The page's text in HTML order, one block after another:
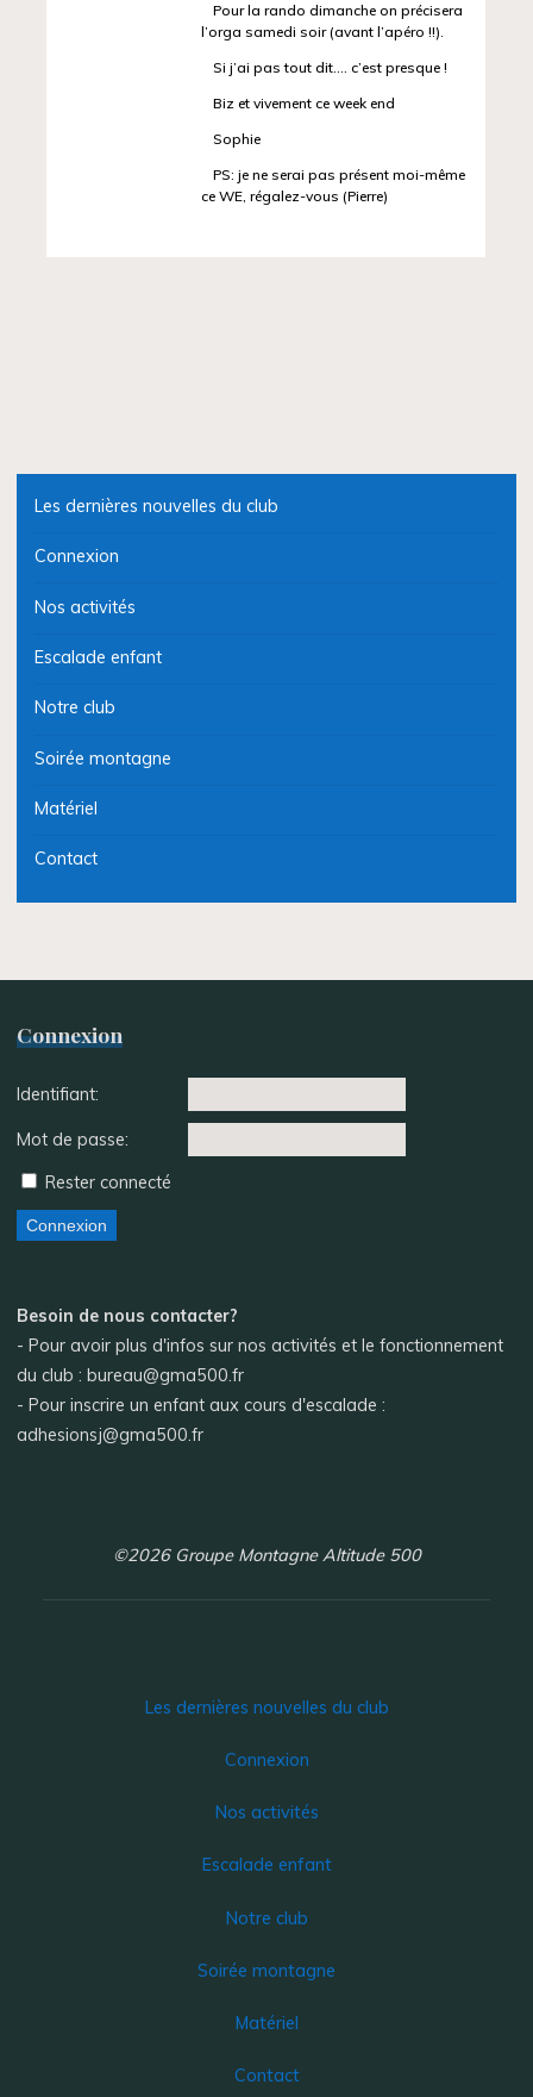
Pour la rando dimanche on précisera
l’orga samedi soir (avant l’apéro !!).
Si j’ai pas tout dit…. c’est presque !
Biz et vivement ce week end
Sophie
PS: je ne serai pas présent moi-même
ce WE, régalez-vous (Pierre)
Les dernières nouvelles du club
Connexion
Nos activités
Escalade enfant
Notre club
Soirée montagne
Matériel
Contact
Connexion
Identifiant:
Mot de passe:
Rester connecté
Connexion
Besoin de nous contacter?
- Pour avoir plus d'infos sur nos activités et le fonctionnement
du club : bureau@gma500.fr
- Pour inscrire un enfant aux cours d'escalade :
adhesionsj@gma500.fr
©2026 Groupe Montagne Altitude 500
Les dernières nouvelles du club
Connexion
Nos activités
Escalade enfant
Notre club
Soirée montagne
Matériel
Contact